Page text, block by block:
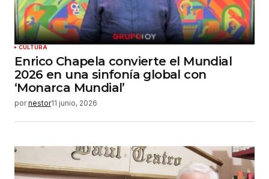
CULTURA
Enrico Chapela convierte el Mundial
2026 en una sinfonía global con
‘Monarca Mundial’
por nestor11 junio, 2026